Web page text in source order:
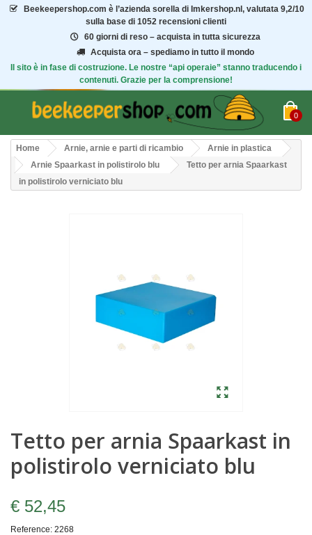
Beekeepershop.com è l’azienda sorella di Imkershop.nl, valutata 9,2/10
sulla base di 1052 recensioni clienti
60 giorni di reso – acquista in tutta sicurezza
Acquista ora – spediamo in tutto il mondo
Il sito è in fase di costruzione. Le nostre “api operaie” stanno traducendo i
contenuti. Grazie per la comprensione!
0
Home Arnie, arnie e parti di ricambio
Arnie in plastica
Arnie Spaarkast in polistirolo blu
Tetto per arnia Spaarkast
in polistirolo verniciato blu
Tetto per arnia Spaarkast in
polistirolo verniciato blu
€ 52,45
Reference: 2268